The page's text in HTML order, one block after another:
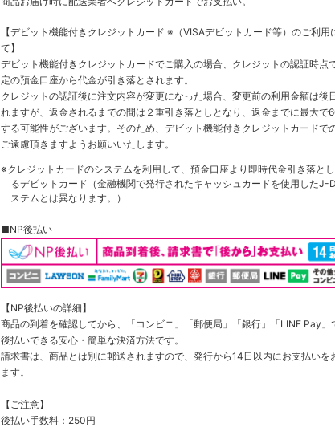
【デビット機能付きクレジットカード ※（VISAデビットカード等） のご利用
て】
デビット機能付きクレジットカードでご購入の場合、クレジットの認証時点
定の預金口座から代金が引き落とされます。
クレジットの認証後に注文内容が変更になった場合、変更前の利用金額は後
れますが、返金されるまでの間は２重引き落としとなり、返金までに最大で
する可能性がございます。そのため、デビット機能付きクレジットカードで
ご遠慮頂きますようお願いいたします。
※クレジットカードのシステムを利用して、預金口座より即時代金引き落と
るデビットカード（金融機関で発行されたキャッシュカードを使用したJ-
ステムとは異なります。）
■NP後払い
【NP後払いの詳細】
商品の到着を確認してから、「コンビニ」「郵便局」「銀行」「LINE Pay」
後払いできる安心・簡単な決済方法です。
請求書は、商品とは別に郵送されますので、発行から14日以内にお支払いを
ます。
【ご注意】
後払い手数料：250円